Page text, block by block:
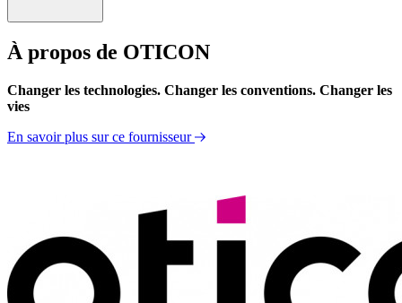
Fiche Technique
À propos de OTICON
Changer les technologies. Changer les conventions. Changer les
vies
En savoir plus sur ce fournisseur